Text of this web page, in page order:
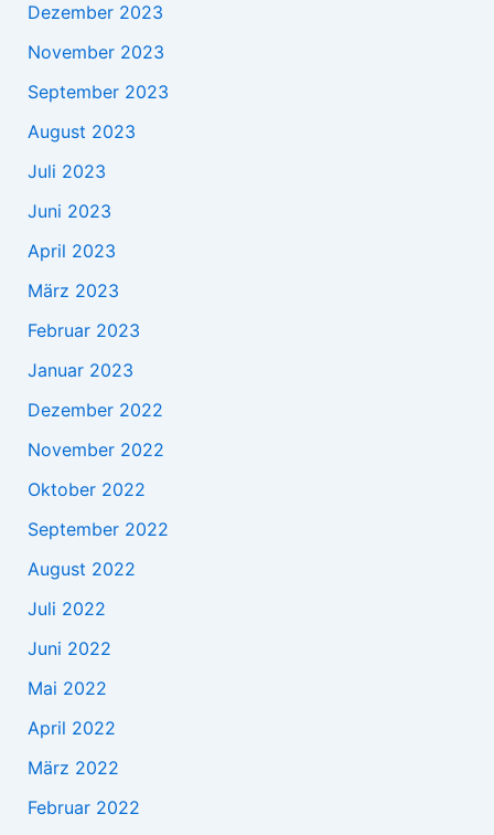
Dezember 2023
November 2023
September 2023
August 2023
Juli 2023
Juni 2023
April 2023
März 2023
Februar 2023
Januar 2023
Dezember 2022
November 2022
Oktober 2022
September 2022
August 2022
Juli 2022
Juni 2022
Mai 2022
April 2022
März 2022
Februar 2022